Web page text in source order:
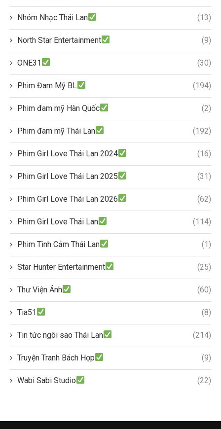
Nhóm Nhạc Thái Lan (13)
North Star Entertainment (9)
ONE31 (30)
Phim Đam Mỹ BL (194)
Phim đam mỹ Hàn Quốc (2)
Phim đam mỹ Thái Lan (192)
Phim Girl Love Thái Lan 2024 (16)
Phim Girl Love Thái Lan 2025 (31)
Phim Girl Love Thái Lan 2026 (62)
Phim Girl Love Thái Lan (114)
Phim Tình Cảm Thái Lan (1)
Star Hunter Entertainment (25)
Thư Viện Ảnh (60)
Tia51 (8)
Tin tức ngôi sao Thái Lan (214)
Truyện Tranh Bách Hợp (9)
Wabi Sabi Studio (22)